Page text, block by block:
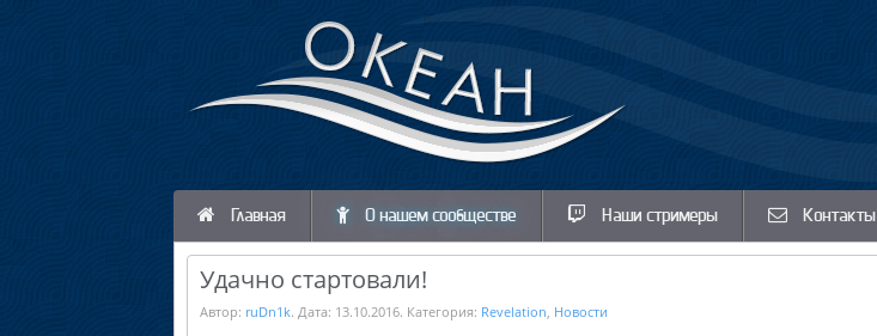
Главная О нашем сообществе Наши стримеры Контакты
Удачно стартовали!
Автор: ruDn1k. Дата: 13.10.2016. Категория: Revelation, Новости